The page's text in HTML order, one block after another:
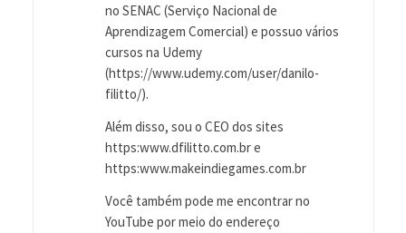
no SENAC (Serviço Nacional de
Aprendizagem Comercial) e possuo vários
cursos na Udemy
(https://www.udemy.com/user/danilo-
filitto/).
Além disso, sou o CEO dos sites
https:www.dfilitto.com.br e
https:www.makeindiegames.com.br
Você também pode me encontrar no
YouTube por meio do endereço